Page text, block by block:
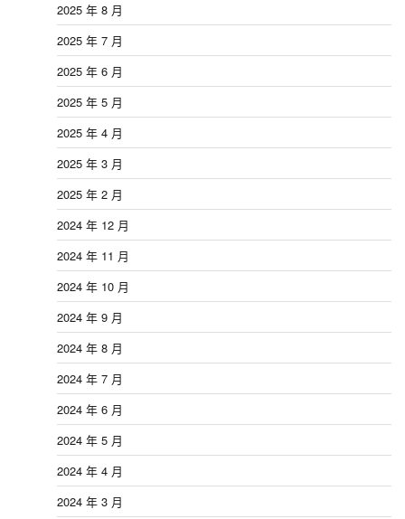
2025 年 8 月
2025 年 7 月
2025 年 6 月
2025 年 5 月
2025 年 4 月
2025 年 3 月
2025 年 2 月
2024 年 12 月
2024 年 11 月
2024 年 10 月
2024 年 9 月
2024 年 8 月
2024 年 7 月
2024 年 6 月
2024 年 5 月
2024 年 4 月
2024 年 3 月